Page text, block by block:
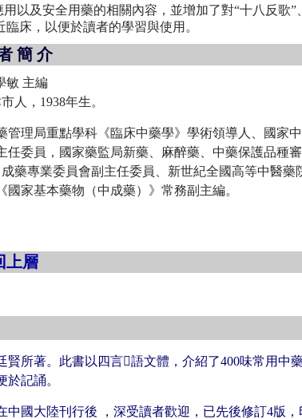
以及安全用藥的相關內容，並增加了對“十八反歌”
床，以便於讀者的學習與使用。
簡 介
敏 主編
人，1938年生。
理局重點學科《臨床中藥學》學術領導人、國家
委員，國家藥監局新藥、麻醉藥、中藥保護品種
藥專業委員會副主任委員、新世紀全國高等中醫藥
國家基本藥物（中成藥）》常務副主編。
上層
賢所著。此書以四言語文體，介紹了400味常用中
記誦。
中國大陸刊行後 ，深受讀者歡迎，已先後修訂4版，